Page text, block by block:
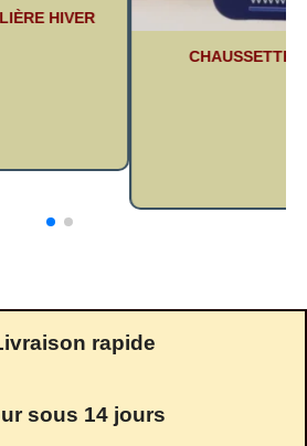
rapide
sous 14 jours